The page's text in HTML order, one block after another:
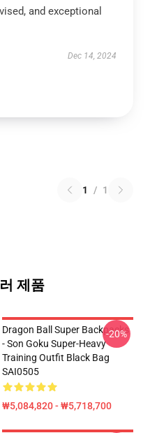
and exceptional
Dec 14, 2024
1 / 1
제품
Dragon Ball Super Backpacks
- Son Goku Super-Heavy
Training Outfit Black Bag
SAI0505
₩5,084,820 - ₩5,718,700
-20%